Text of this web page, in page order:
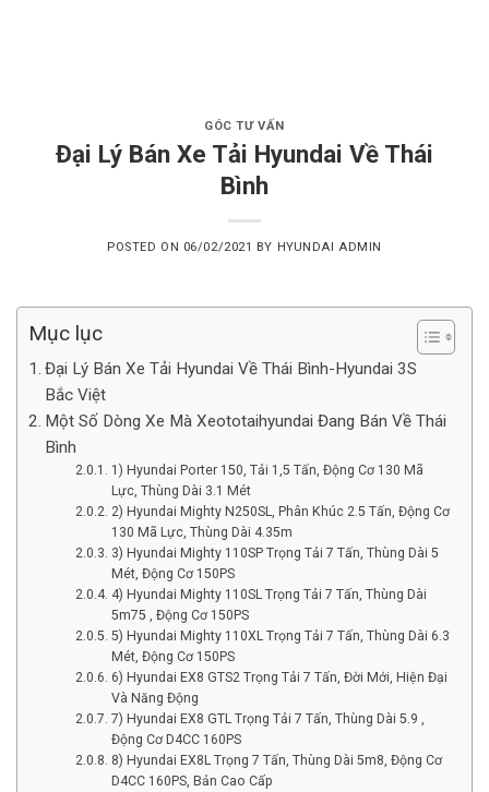
GÓC TƯ VẤN
Đại Lý Bán Xe Tải Hyundai Về Thái
Bình
POSTED ON 06/02/2021 BY HYUNDAI ADMIN
Mục lục
Đại Lý Bán Xe Tải Hyundai Về Thái Bình-Hyundai 3S
Bắc Việt
Một Số Dòng Xe Mà Xeototaihyundai Đang Bán Về Thái
Bình
1) Hyundai Porter 150, Tải 1,5 Tấn, Động Cơ 130 Mã
Lực, Thùng Dài 3.1 Mét
2) Hyundai Mighty N250SL, Phân Khúc 2.5 Tấn, Động Cơ
130 Mã Lực, Thùng Dài 4.35m
3) Hyundai Mighty 110SP Trọng Tải 7 Tấn, Thùng Dài 5
Mét, Động Cơ 150PS
4) Hyundai Mighty 110SL Trọng Tải 7 Tấn, Thùng Dài
5m75 , Động Cơ 150PS
5) Hyundai Mighty 110XL Trọng Tải 7 Tấn, Thùng Dài 6.3
Mét, Động Cơ 150PS
6) Hyundai EX8 GTS2 Trọng Tải 7 Tấn, Đời Mới, Hiện Đại
Và Năng Động
7) Hyundai EX8 GTL Trọng Tải 7 Tấn, Thùng Dài 5.9 ,
Động Cơ D4CC 160PS
8) Hyundai EX8L Trọng 7 Tấn, Thùng Dài 5m8, Động Cơ
D4CC 160PS, Bản Cao Cấp